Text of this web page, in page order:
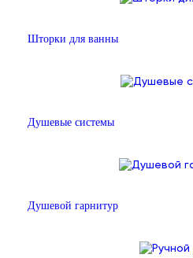
Шторки для ванны
Душевые системы
Душевой гарнитур